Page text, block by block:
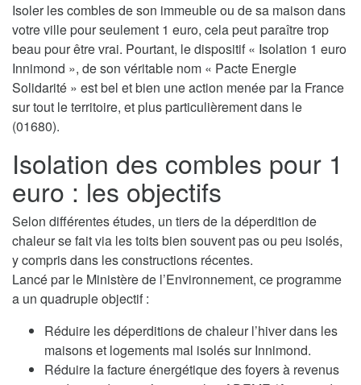
Isoler les combles de son immeuble ou de sa maison dans
votre ville pour seulement 1 euro, cela peut paraître trop
beau pour être vrai. Pourtant, le dispositif « Isolation 1 euro
Innimond », de son véritable nom « Pacte Energie
Solidarité » est bel et bien une action menée par la France
sur tout le territoire, et plus particulièrement dans le
(01680).
Isolation des combles pour 1
euro : les objectifs
Selon différentes études, un tiers de la déperdition de
chaleur se fait via les toits bien souvent pas ou peu isolés,
y compris dans les constructions récentes.
Lancé par le Ministère de l’Environnement, ce programme
a un quadruple objectif :
Réduire les déperditions de chaleur l’hiver dans les
maisons et logements mal isolés sur Innimond.
Réduire la facture énergétique des foyers à revenus